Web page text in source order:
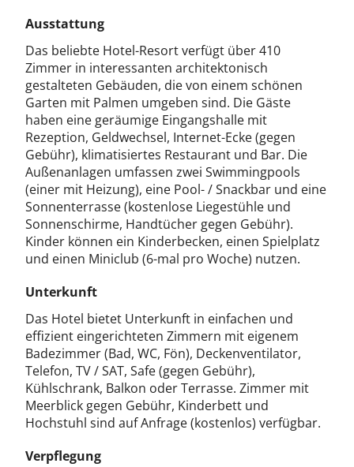
Ausstattung
Das beliebte Hotel-Resort verfügt über 410
Zimmer in interessanten architektonisch
gestalteten Gebäuden, die von einem schönen
Garten mit Palmen umgeben sind. Die Gäste
haben eine geräumige Eingangshalle mit
Rezeption, Geldwechsel, Internet-Ecke (gegen
Gebühr), klimatisiertes Restaurant und Bar. Die
Außenanlagen umfassen zwei Swimmingpools
(einer mit Heizung), eine Pool- / Snackbar und eine
Sonnenterrasse (kostenlose Liegestühle und
Sonnenschirme, Handtücher gegen Gebühr).
Kinder können ein Kinderbecken, einen Spielplatz
und einen Miniclub (6-mal pro Woche) nutzen.
Unterkunft
Das Hotel bietet Unterkunft in einfachen und
effizient eingerichteten Zimmern mit eigenem
Badezimmer (Bad, WC, Fön), Deckenventilator,
Telefon, TV / SAT, Safe (gegen Gebühr),
Kühlschrank, Balkon oder Terrasse. Zimmer mit
Meerblick gegen Gebühr, Kinderbett und
Hochstuhl sind auf Anfrage (kostenlos) verfügbar.
Verpflegung